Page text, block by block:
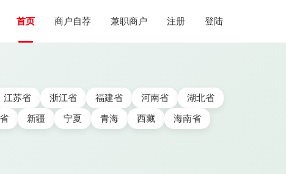
首页 商户自荐 兼职商户 注册 登陆
江苏省 浙江省 福建省 河南省
湖北省
新疆 宁夏 青海 西藏
海南省